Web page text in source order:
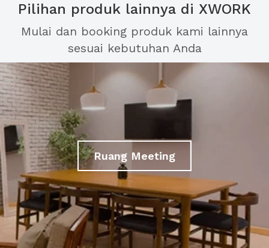
Pilihan produk lainnya di XWORK
Mulai dan booking produk kami lainnya
sesuai kebutuhan Anda
Ruang Meeting